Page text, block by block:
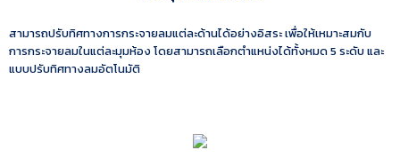
สามารถปรับทิศทางการกระจายลมแต่ละด้านได้อย่างอิสระ เพื่อให้เหมาะสมกับ
การกระจายลมในแต่ละมุมห้อง โดยสามารถเลือกตำแหน่งได้ทั้งหมด 5 ระดับ และ
แบบปรับทิศทางลมอัตโนมัติ